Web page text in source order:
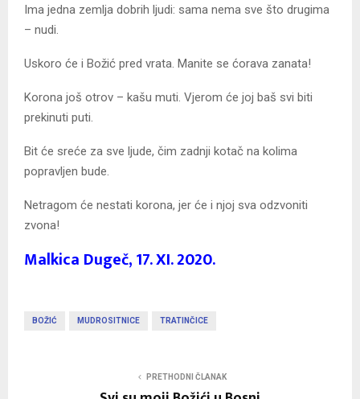
Ima jedna zemlja dobrih ljudi: sama nema sve što drugima
– nudi.
Uskoro će i Božić pred vrata. Manite se ćorava zanata!
Korona još otrov – kašu muti. Vjerom će joj baš svi biti
prekinuti puti.
Bit će sreće za sve ljude, čim zadnji kotač na kolima
popravljen bude.
Netragom će nestati korona, jer će i njoj sva odzvoniti
zvona!
Malkica Dugeč, 17. XI. 2020.
BOŽIĆ MUDROSITNICE TRATINČICE
PRETHODNI ČLANAK